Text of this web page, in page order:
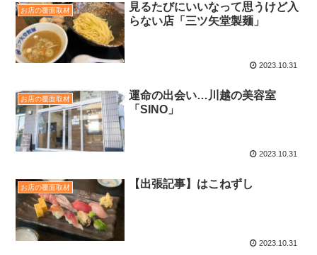
お店の覆面取材
見るたびにいいなって思うけど入
らない店「三ツ矢堂製麺」
2023.10.31
お店の覆面取材
運命の出会い…川越の美容室
「SINO」
2023.10.31
お店の覆面取材 【出張記事】はこねずし
2023.10.31